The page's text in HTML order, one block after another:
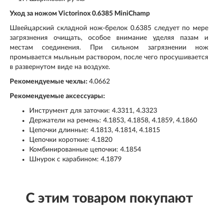
Уход за ножом Victorinox 0.6385 MiniChamp
Швейцарский складной нож-брелок 0.6385 следует по мере
загрязнения очищать, особое внимание уделяя пазам и
местам соединения. При сильном загрязнении нож
промывается мыльным раствором, после чего просушивается
в развернутом виде на воздухе.
Рекомендуемые чехлы: 4.0662
Рекомендуемые аксессуары:
Инструмент для заточки: 4.3311, 4.3323
Держатели на ремень: 4.1853, 4.1858, 4.1859, 4.1860
Цепочки длинные: 4.1813, 4.1814, 4.1815
Цепочки короткие: 4.1820
Комбинированные цепочки: 4.1854
Шнурок с карабином: 4.1879
С этим товаром покупают